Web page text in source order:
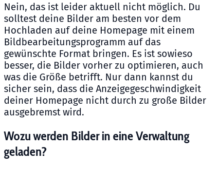
Nein, das ist leider aktuell nicht möglich. Du
solltest deine Bilder am besten vor dem
Hochladen auf deine Homepage mit einem
Bildbearbeitungsprogramm auf das
gewünschte Format bringen. Es ist sowieso
besser, die Bilder vorher zu optimieren, auch
was die Größe betrifft. Nur dann kannst du
sicher sein, dass die Anzeigegeschwindigkeit
deiner Homepage nicht durch zu große Bilder
ausgebremst wird.
Wozu werden Bilder in eine Verwaltung
geladen?